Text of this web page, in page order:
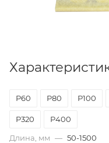
Р60 Р80 Р100
Р320
Р400
Длина, мм — 50-1500